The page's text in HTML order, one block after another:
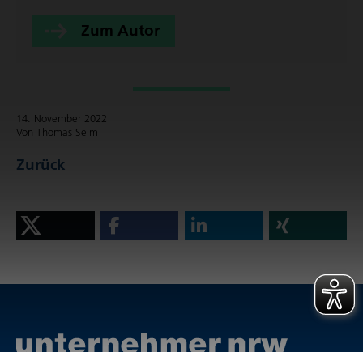
Zum Autor
14. November 2022
Von Thomas Seim
Zurück